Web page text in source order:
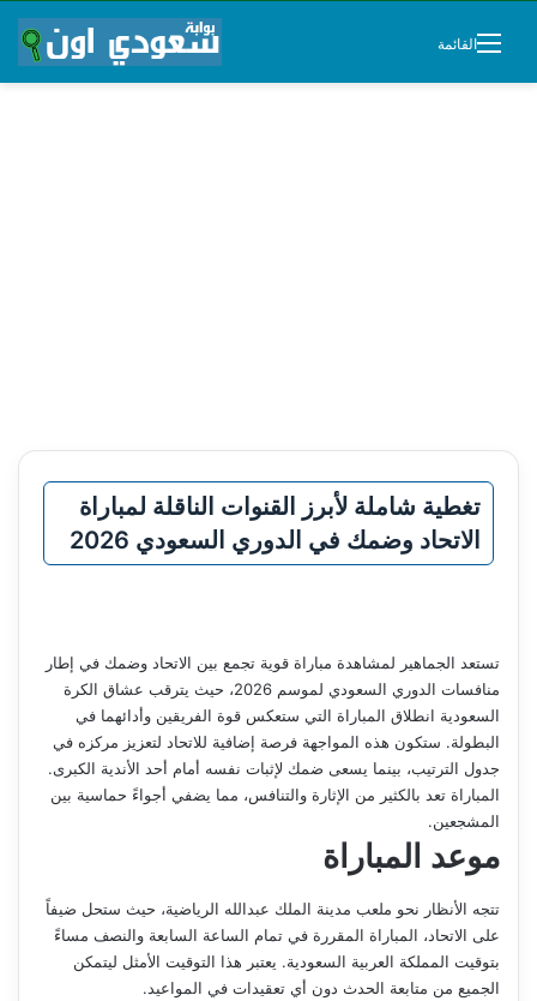
القائمة
تغطية شاملة لأبرز القنوات الناقلة لمباراة
الاتحاد وضمك في الدوري السعودي 2026
تستعد الجماهير لمشاهدة مباراة قوية تجمع بين الاتحاد وضمك في إطار
منافسات الدوري السعودي لموسم 2026، حيث يترقب عشاق الكرة
السعودية انطلاق المباراة التي ستعكس قوة الفريقين وأدائهما في
البطولة. ستكون هذه المواجهة فرصة إضافية للاتحاد لتعزيز مركزه في
جدول الترتيب، بينما يسعى ضمك لإثبات نفسه أمام أحد الأندية الكبرى.
المباراة تعد بالكثير من الإثارة والتنافس، مما يضفي أجواءً حماسية بين
المشجعين.
موعد المباراة
تتجه الأنظار نحو ملعب مدينة الملك عبدالله الرياضية، حيث ستحل ضيفاً
على الاتحاد، المباراة المقررة في تمام الساعة السابعة والنصف مساءً
بتوقيت المملكة العربية السعودية. يعتبر هذا التوقيت الأمثل ليتمكن
الجميع من متابعة الحدث دون أي تعقيدات في المواعيد.